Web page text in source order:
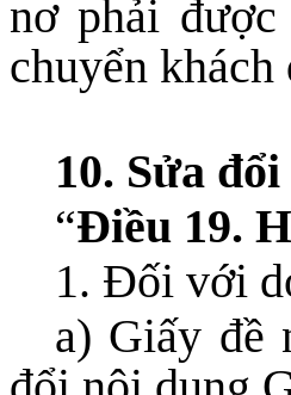
nơ phải
chuyển
10. Sửa
“Điều 19.
1. Đối với
a) Giấy đề